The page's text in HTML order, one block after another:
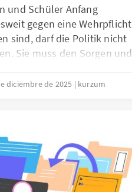
und Schüler Anfang
gegen eine Wehrpflicht
sind, darf die Politik nicht
Sie muss den Sorgen und
Jugend einbezogen wird,
oder ein
Akzeptanz finden
diciembre de 2025 kurzum